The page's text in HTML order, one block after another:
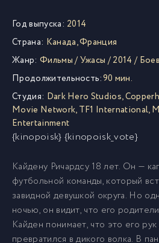
Год выпуска: 2014
Страна: Канада,Франция
Жанр: Фильмы/Ужасы /2014 /
Продолжительность:90 мин.
Студия: Dark Hero Studios,
Movie Network,TF1 International,
Entertainment
{kinopoisk} {kinopoisk_vote}
Кайдену Ричардсу 18 лет. Он —
футбольной команды, который
завидной девушкой округа. Но
ночью, он видит, что его
Кайден понимает, что это его
превратился в дикого волка. В